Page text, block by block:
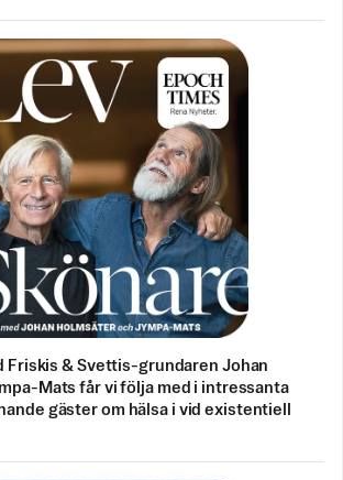
Friskis & Svettis-grundaren Johan
Mats får vi följa med i intressanta
gäster om hälsa i vid existentiell